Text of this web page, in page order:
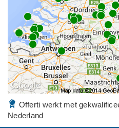
Offerti werkt met
Nederland